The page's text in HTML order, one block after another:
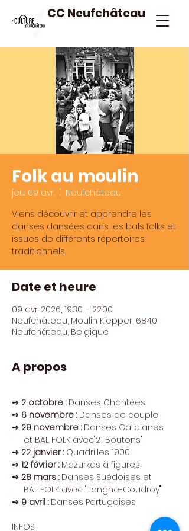
CC Neufchâteau
Folk au moulin
jeu. 09 avr.
Neufchâteau
Viens découvrir et apprendre les
danses dansées dans les bals folks et
issues de différents répertoires
traditionnels.
Date et heure
09 avr. 2026, 19:30 – 22:00
Neufchâteau, Moulin Klepper, 6840
Neufchâteau, Belgique
A propos
➺ 2 octobre : Danses Chantées
➺ 6 novembre : Danses de couple
➺ 29 novembre : Danses Catalanes
et BAL FOLK avec"21 Boutons"
➺ 22 janvier : Quadrilles 1900
➺ 12 février : Mazurkas à figures
➺ 28 mars : Danses Suédoises et
BAL FOLK avec "Tanghe-Coudroy"
➺ 9 avril : Danses Portugaises
INFOS